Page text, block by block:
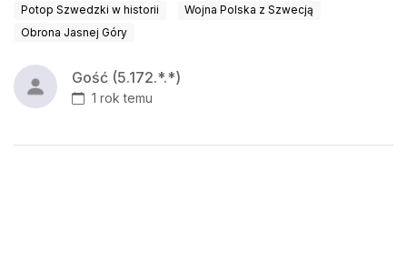
Potop Szwedzki w historii
Wojna Polska z Szwecją
Obrona Jasnej Góry
Gość (5.172.*.*)
1 rok temu